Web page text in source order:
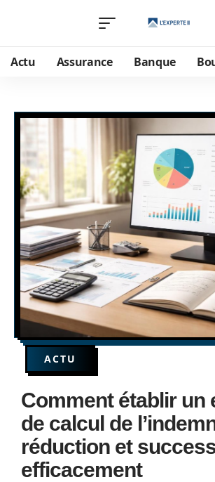
Actu Assurance Banque
ACTU
Comment établir un
de calcul de
réduction et
efficacement